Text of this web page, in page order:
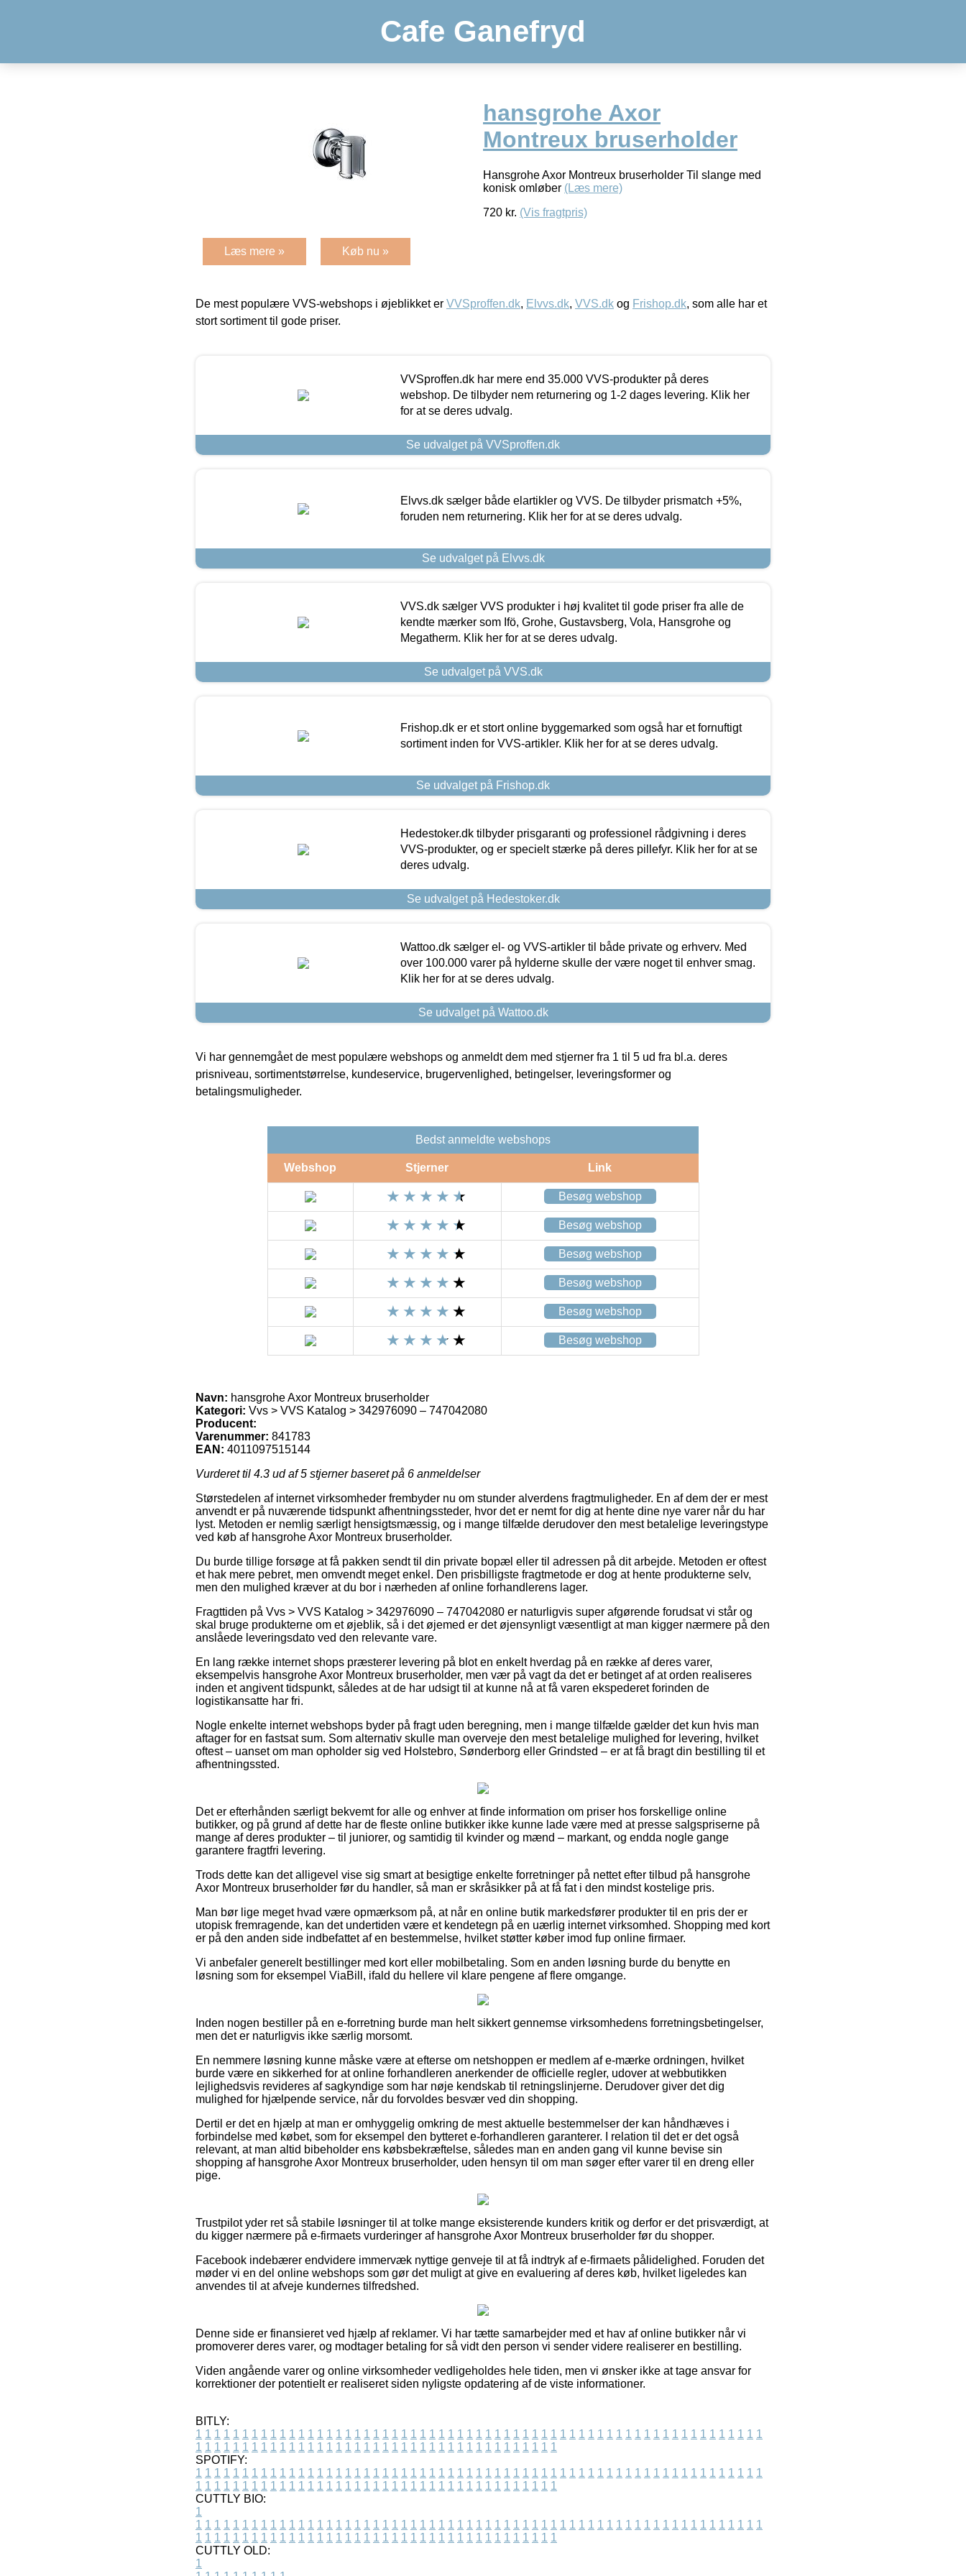
Cafe Ganefryd
hansgrohe Axor
Montreux bruserholder
Hansgrohe Axor Montreux bruserholder Til slange med
konisk omløber (Læs mere)
720 kr. (Vis fragtpris)
Læs mere » Køb nu »
De mest populære VVS-webshops i øjeblikket er VVSproffen.dk, Elvvs.dk, VVS.dk og Frishop.dk, som alle har et
stort sortiment til gode priser.
VVSproffen.dk har mere end 35.000 VVS-produkter på deres
webshop. De tilbyder nem returnering og 1-2 dages levering. Klik her
for at se deres udvalg.
Se udvalget på VVSproffen.dk
Elvvs.dk sælger både elartikler og VVS. De tilbyder prismatch +5%,
foruden nem returnering. Klik her for at se deres udvalg.
Se udvalget på Elvvs.dk
VVS.dk sælger VVS produkter i høj kvalitet til gode priser fra alle de
kendte mærker som Ifö, Grohe, Gustavsberg, Vola, Hansgrohe og
Megatherm. Klik her for at se deres udvalg.
Se udvalget på VVS.dk
Frishop.dk er et stort online byggemarked som også har et fornuftigt
sortiment inden for VVS-artikler. Klik her for at se deres udvalg.
Se udvalget på Frishop.dk
Hedestoker.dk tilbyder prisgaranti og professionel rådgivning i deres
VVS-produkter, og er specielt stærke på deres pillefyr. Klik her for at se
deres udvalg.
Se udvalget på Hedestoker.dk
Wattoo.dk sælger el- og VVS-artikler til både private og erhverv. Med
over 100.000 varer på hylderne skulle der være noget til enhver smag.
Klik her for at se deres udvalg.
Se udvalget på Wattoo.dk
Vi har gennemgået de mest populære webshops og anmeldt dem med stjerner fra 1 til 5 ud fra bl.a. deres
prisniveau, sortimentstørrelse, kundeservice, brugervenlighed, betingelser, leveringsformer og
betalingsmuligheder.
Bedst anmeldte webshops
Webshop Stjerner Link
Besøg webshop
Besøg webshop
Besøg webshop
Besøg webshop
Besøg webshop
Besøg webshop
Navn: hansgrohe Axor Montreux bruserholder
Kategori: Vvs > VVS Katalog > 342976090 – 747042080
Producent:
Varenummer: 841783
EAN: 4011097515144
Vurderet til 4.3 ud af 5 stjerner baseret på 6 anmeldelser
Størstedelen af internet virksomheder frembyder nu om stunder alverdens fragtmuligheder. En af dem der er mest
anvendt er på nuværende tidspunkt afhentningssteder, hvor det er nemt for dig at hente dine nye varer når du har
lyst. Metoden er nemlig særligt hensigtsmæssig, og i mange tilfælde derudover den mest betalelige leveringstype
ved køb af hansgrohe Axor Montreux bruserholder.
Du burde tillige forsøge at få pakken sendt til din private bopæl eller til adressen på dit arbejde. Metoden er oftest
et hak mere pebret, men omvendt meget enkel. Den prisbilligste fragtmetode er dog at hente produkterne selv,
men den mulighed kræver at du bor i nærheden af online forhandlerens lager.
Fragttiden på Vvs > VVS Katalog > 342976090 – 747042080 er naturligvis super afgørende forudsat vi står og
skal bruge produkterne om et øjeblik, så i det øjemed er det øjensynligt væsentligt at man kigger nærmere på den
anslåede leveringsdato ved den relevante vare.
En lang række internet shops præsterer levering på blot en enkelt hverdag på en række af deres varer,
eksempelvis hansgrohe Axor Montreux bruserholder, men vær på vagt da det er betinget af at orden realiseres
inden et angivent tidspunkt, således at de har udsigt til at kunne nå at få varen ekspederet forinden de
logistikansatte har fri.
Nogle enkelte internet webshops byder på fragt uden beregning, men i mange tilfælde gælder det kun hvis man
aftager for en fastsat sum. Som alternativ skulle man overveje den mest betalelige mulighed for levering, hvilket
oftest – uanset om man opholder sig ved Holstebro, Sønderborg eller Grindsted – er at få bragt din bestilling til et
afhentningssted.
Det er efterhånden særligt bekvemt for alle og enhver at finde information om priser hos forskellige online
butikker, og på grund af dette har de fleste online butikker ikke kunne lade være med at presse salgspriserne på
mange af deres produkter – til juniorer, og samtidig til kvinder og mænd – markant, og endda nogle gange
garantere fragtfri levering.
Trods dette kan det alligevel vise sig smart at besigtige enkelte forretninger på nettet efter tilbud på hansgrohe
Axor Montreux bruserholder før du handler, så man er skråsikker på at få fat i den mindst kostelige pris.
Man bør lige meget hvad være opmærksom på, at når en online butik markedsfører produkter til en pris der er
utopisk fremragende, kan det undertiden være et kendetegn på en uærlig internet virksomhed. Shopping med kort
er på den anden side indbefattet af en bestemmelse, hvilket støtter køber imod fup online firmaer.
Vi anbefaler generelt bestillinger med kort eller mobilbetaling. Som en anden løsning burde du benytte en
løsning som for eksempel ViaBill, ifald du hellere vil klare pengene af flere omgange.
Inden nogen bestiller på en e-forretning burde man helt sikkert gennemse virksomhedens forretningsbetingelser,
men det er naturligvis ikke særlig morsomt.
En nemmere løsning kunne måske være at efterse om netshoppen er medlem af e-mærke ordningen, hvilket
burde være en sikkerhed for at online forhandleren anerkender de officielle regler, udover at webbutikken
lejlighedsvis revideres af sagkyndige som har nøje kendskab til retningslinjerne. Derudover giver det dig
mulighed for hjælpende service, når du forvoldes besvær ved din shopping.
Dertil er det en hjælp at man er omhyggelig omkring de mest aktuelle bestemmelser der kan håndhæves i
forbindelse med købet, som for eksempel den bytteret e-forhandleren garanterer. I relation til det er det også
relevant, at man altid bibeholder ens købsbekræftelse, således man en anden gang vil kunne bevise sin
shopping af hansgrohe Axor Montreux bruserholder, uden hensyn til om man søger efter varer til en dreng eller
pige.
Trustpilot yder ret så stabile løsninger til at tolke mange eksisterende kunders kritik og derfor er det prisværdigt, at
du kigger nærmere på e-firmaets vurderinger af hansgrohe Axor Montreux bruserholder før du shopper.
Facebook indebærer endvidere immervæk nyttige genveje til at få indtryk af e-firmaets pålidelighed. Foruden det
møder vi en del online webshops som gør det muligt at give en evaluering af deres køb, hvilket ligeledes kan
anvendes til at afveje kundernes tilfredshed.
Denne side er finansieret ved hjælp af reklamer. Vi har tætte samarbejder med et hav af online butikker når vi
promoverer deres varer, og modtager betaling for så vidt den person vi sender videre realiserer en bestilling.
Viden angående varer og online virksomheder vedligeholdes hele tiden, men vi ønsker ikke at tage ansvar for
korrektioner der potentielt er realiseret siden nyligste opdatering af de viste informationer.
BITLY:
1 1 1 1 1 1 1 1 1 1 1 1 1 1 1 1 1 1 1 1 1 1 1 1 1 1 1 1 1 1 1 1 1 1 1 1 1 1 1 1 1 1 1 1 1 1 1 1 1 1 1 1 1 1 1 1 1 1 1 1 1
1 1 1 1 1 1 1 1 1 1 1 1 1 1 1 1 1 1 1 1 1 1 1 1 1 1 1 1 1 1 1 1 1 1 1 1 1 1 1
SPOTIFY:
1 1 1 1 1 1 1 1 1 1 1 1 1 1 1 1 1 1 1 1 1 1 1 1 1 1 1 1 1 1 1 1 1 1 1 1 1 1 1 1 1 1 1 1 1 1 1 1 1 1 1 1 1 1 1 1 1 1 1 1 1
1 1 1 1 1 1 1 1 1 1 1 1 1 1 1 1 1 1 1 1 1 1 1 1 1 1 1 1 1 1 1 1 1 1 1 1 1 1 1
CUTTLY BIO:
1
1 1 1 1 1 1 1 1 1 1 1 1 1 1 1 1 1 1 1 1 1 1 1 1 1 1 1 1 1 1 1 1 1 1 1 1 1 1 1 1 1 1 1 1 1 1 1 1 1 1 1 1 1 1 1 1 1 1 1 1 1
1 1 1 1 1 1 1 1 1 1 1 1 1 1 1 1 1 1 1 1 1 1 1 1 1 1 1 1 1 1 1 1 1 1 1 1 1 1 1
CUTTLY OLD:
1